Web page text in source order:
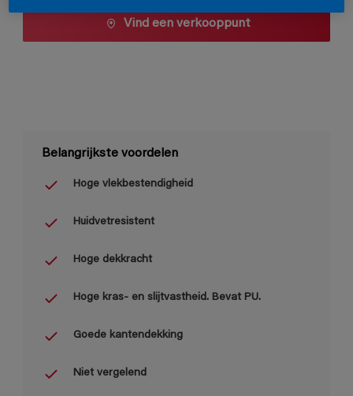
Vind een verkooppunt
Belangrijkste voordelen
Hoge vlekbestendigheid
Huidvetresistent
Hoge dekkracht
Hoge kras- en slijtvastheid. Bevat PU.
Goede kantendekking
Niet vergelend